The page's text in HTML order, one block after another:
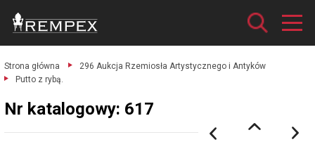
Strona główna
296 Aukcja Rzemiosła Artystycznego i Antyków
Putto z rybą.
Nr katalogowy: 617